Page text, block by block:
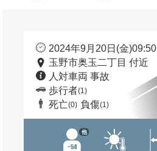
2024年9月20日(金)09:50
玉野市奥玉二丁目 付近
人対車両 事故
歩行者(1)
死亡(0) 負傷(1)
他